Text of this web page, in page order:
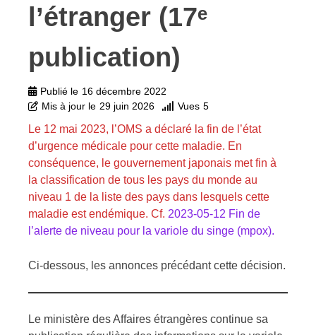
l’étranger (17ᵉ
publication)
Publié le 16 décembre 2022
Mis à jour le 29 juin 2026 Vues 5
Le 12 mai 2023, l’OMS a déclaré la fin de l’état
d’urgence médicale pour cette maladie. En
conséquence, le gouvernement japonais met fin à
la classification de tous les pays du monde au
niveau 1 de la liste des pays dans lesquels cette
maladie est endémique. Cf. 2023-05-12 Fin de
l’alerte de niveau pour la variole du singe (mpox).
Ci-dessous, les annonces précédant cette décision.
Le ministère des Affaires étrangères continue sa